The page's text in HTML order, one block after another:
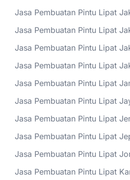
Jasa Pembuatan Pintu Lipat
Jasa Pembuatan Pintu Lipat
Jasa Pembuatan Pintu Lipat
Jasa Pembuatan Pintu Lipat
Jasa Pembuatan Pintu Lipat
Jasa Pembuatan Pintu Lipat
Jasa Pembuatan Pintu Lipat
Jasa Pembuatan Pintu Lipat
Jasa Pembuatan Pintu Lipat
Jasa Pembuatan Pintu Lipat